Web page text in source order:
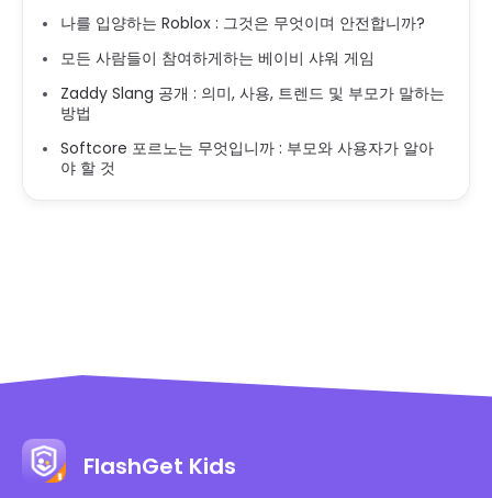
나를 입양하는 Roblox : 그것은 무엇이며 안전합니까?
모든 사람들이 참여하게하는 베이비 샤워 게임
Zaddy Slang 공개 : 의미, 사용, 트렌드 및 부모가 말하는
방법
Softcore 포르노는 무엇입니까 : 부모와 사용자가 알아
야 할 것
FlashGet Kids